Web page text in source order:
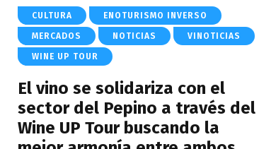
CULTURA ENOTURISMO INVERSO
MERCADOS NOTICIAS VINOTICIAS
WINE UP TOUR
El vino se solidariza con el
sector del Pepino a través del
Wine UP Tour buscando la